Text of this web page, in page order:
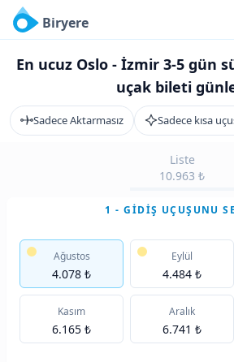
Biryere
En ucuz Oslo - İzmir 3-5 gün
uçak bileti
Sadece Aktarmasız Sadece kısa
Liste
10.963 ₺
1 - GIDIŞ UÇUŞUNU
Ağustos
4.078 ₺
Eylül
4.484 ₺
Kasım
6.165 ₺
Aralık
6.741 ₺